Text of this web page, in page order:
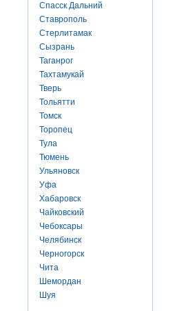
Спасск Дальний
Ставрополь
Стерлитамак
Сызрань
Таганрог
Тахтамукай
Тверь
Тольятти
Томск
Торопец
Тула
Тюмень
Ульяновск
Уфа
Хабаровск
Чайковский
Чебоксары
Челябинск
Черногорск
Чита
Шемордан
Шуя